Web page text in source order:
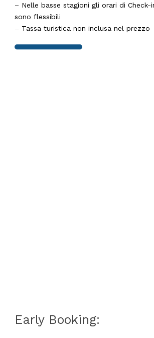
– Nelle basse stagioni gli orari di Check-
sono flessibili
– Tassa turistica non inclusa nel prezzo
Early Booking: